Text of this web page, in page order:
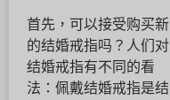
首先，可以接受购买新
的结婚戒指吗？人们对
结婚戒指有不同的看
法：佩戴结婚戒指是结